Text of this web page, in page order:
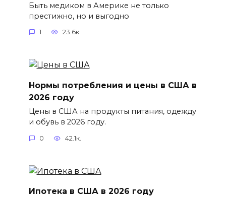
Быть медиком в Америке не только
престижно, но и выгодно
1 23.6к.
Нормы потребления и цены в США в
2026 году
Цены в США на продукты питания, одежду
и обувь в 2026 году.
0 42.1к.
Ипотека в США в 2026 году